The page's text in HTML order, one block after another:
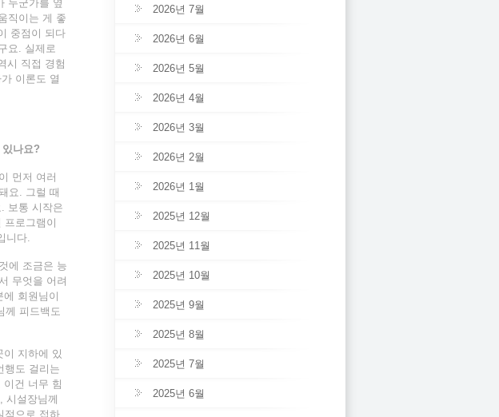
누군가를 옆
직이는 게 좋
중점이 되다
요. 실제로
시 직접 경험
이론도 열
있나요?
먼저 여러
요. 그럴 때
보통 시작은
로그램이
니다.
에 조금은 능
무엇을 어려
회원님이
께 피드백도
지하에 있
행도 걸리는
건 너무 힘
시설장님께
적으로 접하
2026년 7월
2026년 6월
2026년 5월
2026년 4월
2026년 3월
2026년 2월
2026년 1월
2025년 12월
2025년 11월
2025년 10월
2025년 9월
2025년 8월
2025년 7월
2025년 6월